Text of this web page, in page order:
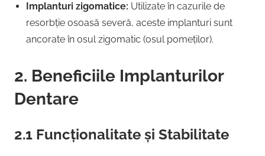
Implanturi zigomatice: Utilizate în cazurile de
resorbție osoasă severă, aceste implanturi sunt
ancorate în osul zigomatic (osul pomeților).
2. Beneficiile Implanturilor
Dentare
2.1 Funcționalitate și Stabilitate